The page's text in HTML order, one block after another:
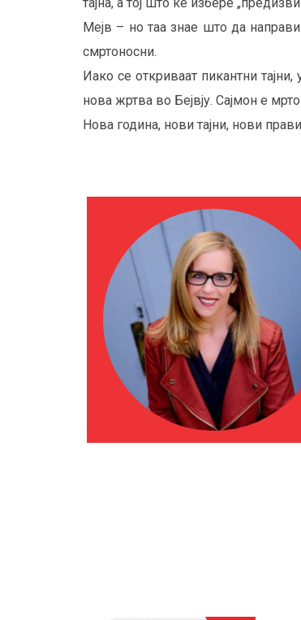
Мејв – но таа знае што да
смртоносни.
Иако се откриваат пикантни
нова жртва во Бејвју. Сајмон е
Нова година, нови тајни, нови